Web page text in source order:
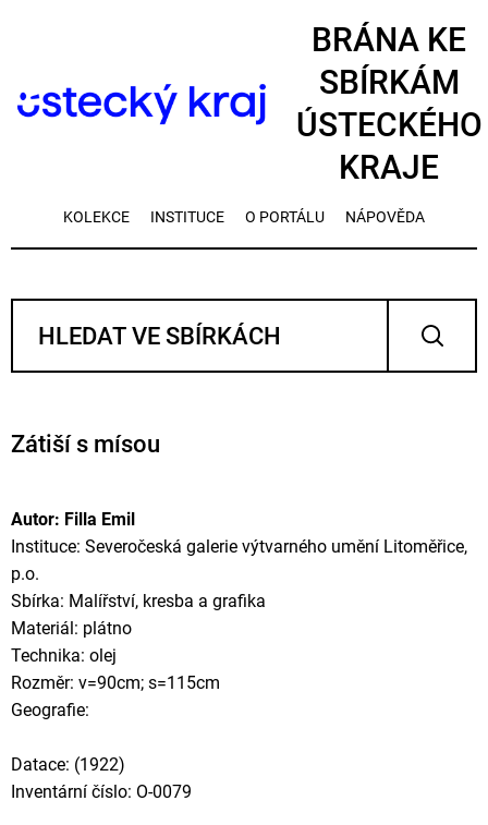
BRÁNA KE
SBÍRKÁM
ÚSTECKÉHO
KRAJE
KOLEKCE INSTITUCE O PORTÁLU NÁPOVĚDA
Zátiší s mísou
Autor: Filla Emil
Instituce: Severočeská galerie výtvarného umění Litoměřice,
p.o.
Sbírka: Malířství, kresba a grafika
Materiál: plátno
Technika: olej
Rozměr: v=90cm; s=115cm
Geografie:
Datace: (1922)
Inventární číslo: O-0079